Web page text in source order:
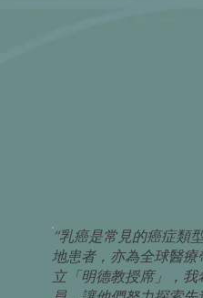
“乳癌是常見的癌症類
地患者，亦為全球醫
立「明德教授席」，